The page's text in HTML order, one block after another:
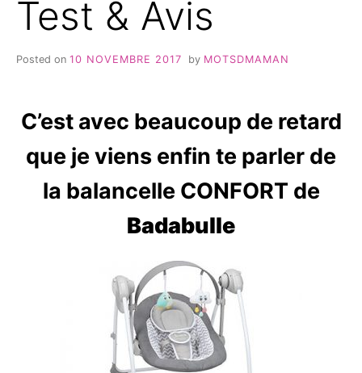
Test & Avis
Posted on 10 NOVEMBRE 2017 by MOTSDMAMAN
C’est avec beaucoup de retard
que je viens enfin te parler de
la balancelle CONFORT de
Badabulle